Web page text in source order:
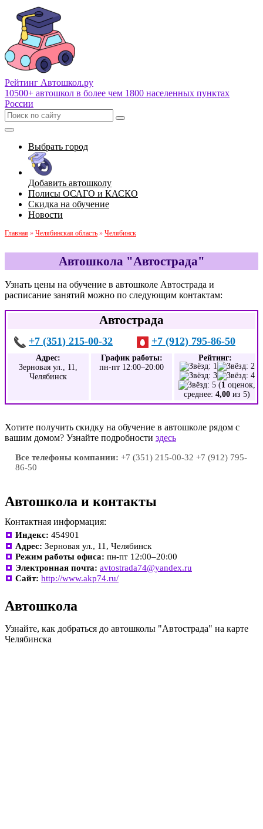
Рейтинг Автошкол.ру
10500+ автошкол в более чем 1800 населенных пунктах
России
Выбрать город
Добавить автошколу
Полисы ОСАГО и КАСКО
Скидка на обучение
Новости
Главная » Челябинская область » Челябинск
Автошкола "Автострада"
Узнать цены на обучение в автошколе Автострада и
расписание занятий можно по следующим контактам:
Автострада
+7 (351) 215-00-32 +7 (912) 795-86-50
Адрес:
Зерновая ул., 11,
Челябинск
График работы:
пн-пт 12:00–20:00
Рейтинг:
(1 оценок,
среднее: 4,00 из 5)
Хотите получить скидку на обучение в автошколе рядом с
вашим домом? Узнайте подробности здесь
Все телефоны компании: +7 (351) 215-00-32 +7 (912) 795-
86-50
Автошкола и контакты
Контактная информация:
Индекс: 454901
Адрес: Зерновая ул., 11, Челябинск
Режим работы офиса: пн-пт 12:00–20:00
Электронная почта: avtostrada74@yandex.ru
Сайт: http://www.akp74.ru/
Автошкола
Узнайте, как добраться до автошколы "Автострада" на карте
Челябинска